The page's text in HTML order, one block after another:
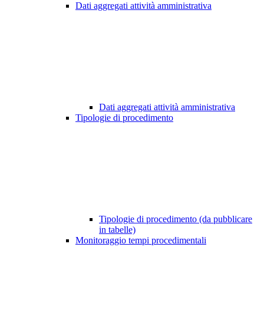
Dati aggregati attività amministrativa
Dati aggregati attività amministrativa
Tipologie di procedimento
Tipologie di procedimento (da pubblicare
in tabelle)
Monitoraggio tempi procedimentali